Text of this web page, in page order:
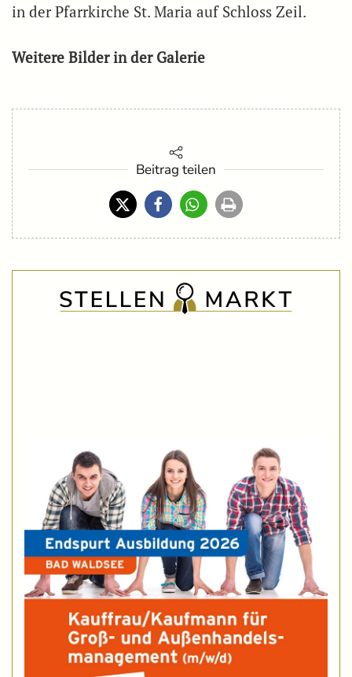
in der Pfarrkirche St. Maria auf Schloss Zeil.
Weitere Bilder in der Galerie
Beitrag teilen